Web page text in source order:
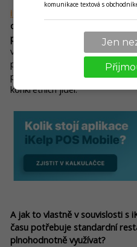
iKelp POS Mobile
online objednávek našeho jídla
prohlédnout
Velkou
vy bez další
přehledný, srozumitelný a
personál i zákazníky. Plusem je
konkrétních jídel.
A jak to vlastně v souvislosti s
času potřebuje standardní
plnohodnotně využívat?
komunikace textová s
Jen